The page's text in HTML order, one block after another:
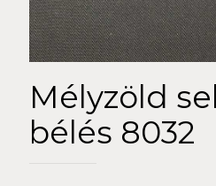
Mélyzöld
bélés 8032